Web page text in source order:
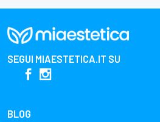
SEGUI MIAESTETICA.IT SU
BLOG